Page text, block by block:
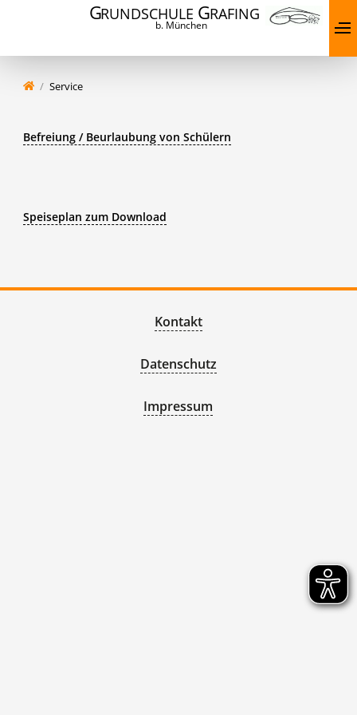
GRUNDSCHULE GRAFING
b. München
Service
Befreiung / Beurlaubung von Schülern
Speiseplan zum Download
Kontakt
Datenschutz
Impressum